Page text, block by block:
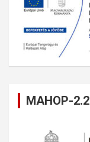
MAHOP-